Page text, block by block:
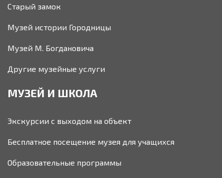
Старый замок
Музей истории Городницы
Музей М. Богдановича
Другие музейные услуги
МУЗЕЙ И ШКОЛА
Экскурсии с выходом на объект
Бесплатное посещение музея для учащихся
Образовательные программы